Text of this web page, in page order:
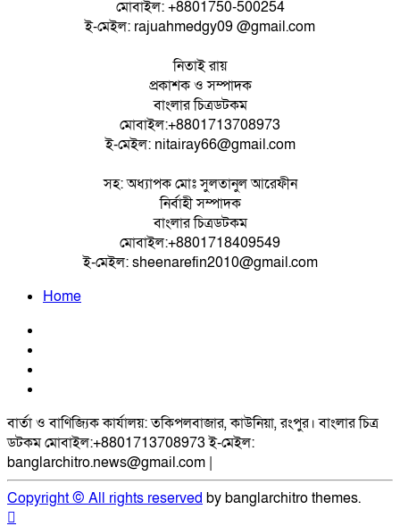
মোবাইল: +8801750-500254
ই-মেইল: rajuahmedgy09 @gmail.com
নিতাই রায়
প্রকাশক ও সম্পাদক
বাংলার চিত্রডটকম
মোবাইল:+8801713708973
ই-মেইল: nitairay66@gmail.com
সহ: অধ্যাপক মোঃ সুলতানুল আরেফীন
নির্বাহী সম্পাদক
বাংলার চিত্রডটকম
মোবাইল:+8801718409549
ই-মেইল: sheenarefin2010@gmail.com
Home
বার্তা ও বাণিজ্যিক কার্যালয়: তকিপলবাজার, কাউনিয়া, রংপুর। বাংলার চিত্র
ডটকম মোবাইল:+8801713708973 ই-মেইল:
banglarchitro.news@gmail.com |
Copyright © All rights reservedby banglarchitro themes.